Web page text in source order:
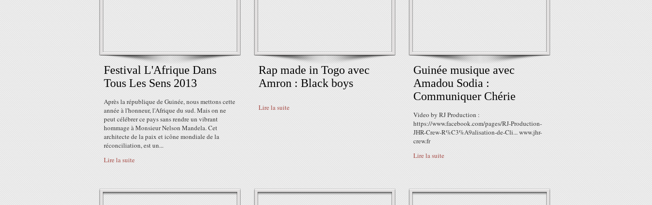
Festival L'Afrique Dans
Tous Les Sens 2013
Après la république de Guinée, nous mettons cette
année à l'honneur, l'Afrique du sud. Mais on ne
peut célébrer ce pays sans rendre un vibrant
hommage à Monsieur Nelson Mandela. Cet
architecte de la paix et icône mondiale de la
réconciliation, est un...
Lire la suite
Rap made in Togo avec
Amron : Black boys
Lire la suite
Guinée musique avec
Amadou Sodia :
Communiquer Chérie
Video by RJ Production :
https://www.facebook.com/pages/RJ-Production-
JHR-Crew-R%C3%A9alisation-de-Cli... www.jhr-
crew.fr
Lire la suite